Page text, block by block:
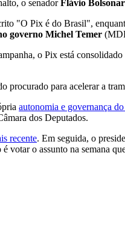
o senadorFlávio
"O Pix é do Brasil",
governo Michel Temer
o Pix está
procurado para acelerar a
autonomia e governança
dos Deputados.
recente. Em seguida, o
o assunto na semana